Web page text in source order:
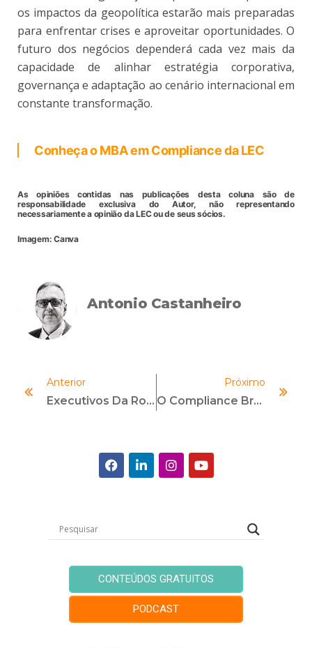
os impactos da geopolítica estarão mais preparadas
para enfrentar crises e aproveitar oportunidades. O
futuro dos negócios dependerá cada vez mais da
capacidade de alinhar estratégia corporativa,
governança e adaptação ao cenário internacional em
constante transformação.
Conheça o MBA em Compliance da LEC
As opiniões contidas nas publicações desta coluna são de
responsabilidade exclusiva do Autor, não representando
necessariamente a opinião da LEC ou de seus sócios.
Imagem: Canva
Antonio Castanheiro
Anterior
Executivos Da Rodobens São Responsabilizados Pelo COAF Por Falhas Em Programa De PLD-FTP
Próximo
O Compliance Brasileiro Novamente Em Alta
CONTEÚDOS GRATUITOS
PODCAST